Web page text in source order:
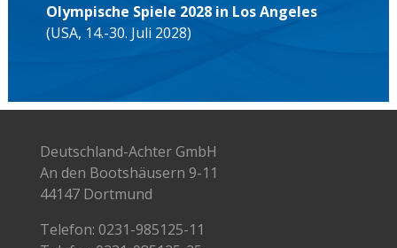
Olympische Spiele 2028 in Los Angeles
(USA, 14.-30. Juli 2028)
Deutschland-Achter GmbH
An den Bootshäusern 9-11
44147 Dortmund
Telefon: 0231-985125-11